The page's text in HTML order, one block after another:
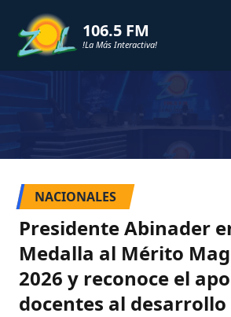
106.5 FM
!La Más Interactiva!
PODCAST
ZOL TV
NACIONALES
Presidente Abinader
Medalla al Mérito
2026 y reconoce el
docentes al desarrollo